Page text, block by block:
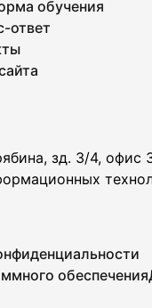
обучения
ответ
зд. 3/4, офис
обеспечения